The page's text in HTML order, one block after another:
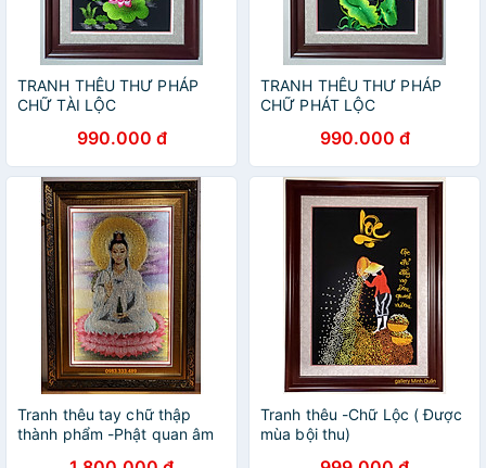
TRANH THÊU THƯ PHÁP
CHỮ TÀI LỘC
990.000 đ
TRANH THÊU THƯ PHÁP
CHỮ PHÁT LỘC
990.000 đ
Tranh thêu tay chữ thập
thành phẩm -Phật quan âm
Tranh thêu -Chữ Lộc ( Được
mùa bội thu)